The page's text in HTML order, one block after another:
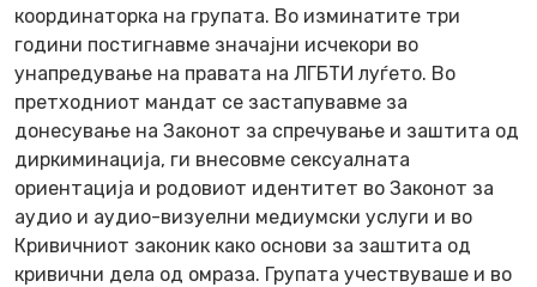
координаторка на групата. Во изминатите три
години постигнавме значајни исчекори во
унапредување на правата на ЛГБТИ луѓето. Во
претходниот мандат се застапувавме за
донесување на Законот за спречување и заштита од
диркиминација, ги внесовме сексуалната
ориентација и родовиот идентитет во Законот за
аудио и аудио-визуелни медиумски услуги и во
Кривичниот законик како основи за заштита од
кривични дела од омраза. Групата учествуваше и во